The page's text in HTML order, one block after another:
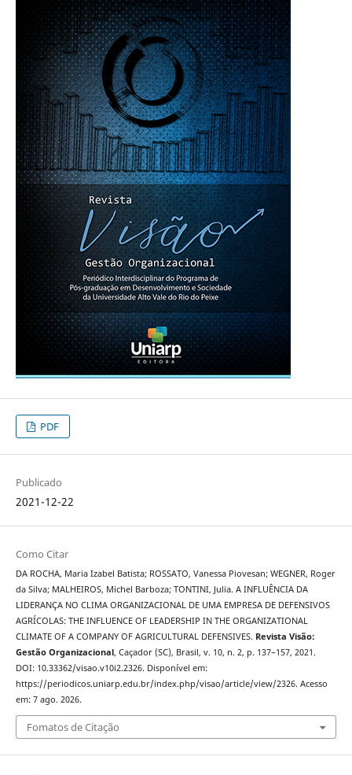
PDF
Publicado
2021-12-22
Como Citar
DA ROCHA, Maria Izabel Batista; ROSSATO, Vanessa Piovesan; WEGNER, Roger
da Silva; MALHEIROS, Michel Barboza; TONTINI, Julia. A INFLUÊNCIA DA
LIDERANÇA NO CLIMA ORGANIZACIONAL DE UMA EMPRESA DE DEFENSIVOS
AGRÍCOLAS: THE INFLUENCE OF LEADERSHIP IN THE ORGANIZATIONAL
CLIMATE OF A COMPANY OF AGRICULTURAL DEFENSIVES. Revista Visão:
Gestão Organizacional, Caçador (SC), Brasil, v. 10, n. 2, p. 137–157, 2021.
DOI: 10.33362/visao.v10i2.2326. Disponível em:
https://periodicos.uniarp.edu.br/index.php/visao/article/view/2326. Acesso
em: 7 ago. 2026.
Fomatos de Citação